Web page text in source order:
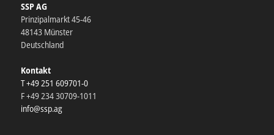
SSP AG
Prinzipalmarkt 45-46
48143 Münster
Deutschland
Kontakt
T +49 251 609701-0
F +49 234 30709-1011
info@ssp.ag